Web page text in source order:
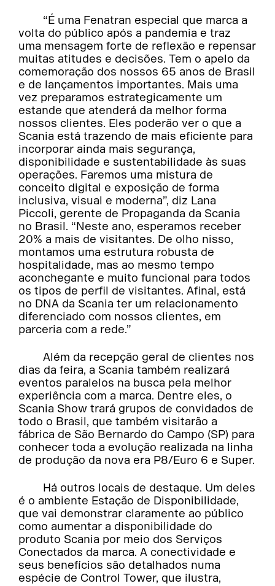
“É uma Fenatran especial que marca a
volta do público após a pandemia e traz
uma mensagem forte de reflexão e repensar
muitas atitudes e decisões. Tem o apelo da
comemoração dos nossos 65 anos de Brasil
e de lançamentos importantes. Mais uma
vez preparamos estrategicamente um
estande que atenderá da melhor forma
nossos clientes. Eles poderão ver o que a
Scania está trazendo de mais eficiente para
incorporar ainda mais segurança,
disponibilidade e sustentabilidade às suas
operações. Faremos uma mistura de
conceito digital e exposição de forma
inclusiva, visual e moderna”, diz Lana
Piccoli, gerente de Propaganda da Scania
no Brasil. “Neste ano, esperamos receber
20% a mais de visitantes. De olho nisso,
montamos uma estrutura robusta de
hospitalidade, mas ao mesmo tempo
aconchegante e muito funcional para todos
os tipos de perfil de visitantes. Afinal, está
no DNA da Scania ter um relacionamento
diferenciado com nossos clientes, em
parceria com a rede.”
Além da recepção geral de clientes nos
dias da feira, a Scania também realizará
eventos paralelos na busca pela melhor
experiência com a marca. Dentre eles, o
Scania Show trará grupos de convidados de
todo o Brasil, que também visitarão a
fábrica de São Bernardo do Campo (SP) para
conhecer toda a evolução realizada na linha
de produção da nova era P8/Euro 6 e Super.
Há outros locais de destaque. Um deles
é o ambiente Estação de Disponibilidade,
que vai demonstrar claramente ao público
como aumentar a disponibilidade do
produto Scania por meio dos Serviços
Conectados da marca. A conectividade e
seus benefícios são detalhados numa
espécie de Control Tower, que ilustra,